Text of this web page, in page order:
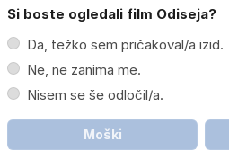
Si boste ogledali film Odiseja?
Da, težko sem pričakoval/a izid.
Ne, ne zanima me.
Nisem se še odločil/a.
Moški